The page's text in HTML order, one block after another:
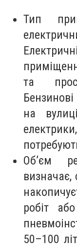
Тип
та
на
Об’єм
визначає,
робіт
50–100